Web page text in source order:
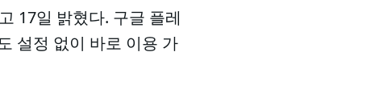
17일 밝혔다. 구글 플레
설정 없이 바로 이용 가